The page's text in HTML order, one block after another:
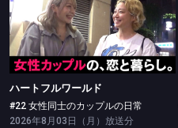
ハートフルワールド
#22 女性同士のカップルの日常
ハートフルワールド
#22 女性同士のカップルの日常
2026年8月03日（月）放送分